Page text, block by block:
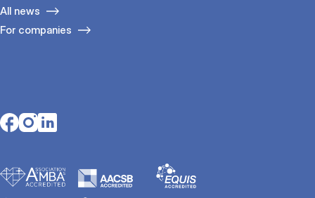
All news
For companies
Opens in a new tab
Opens in a new tab
Opens in a new tab